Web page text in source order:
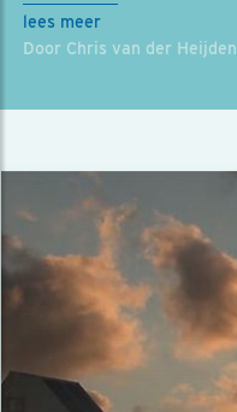
lees meer
Door Chris van der Heijden